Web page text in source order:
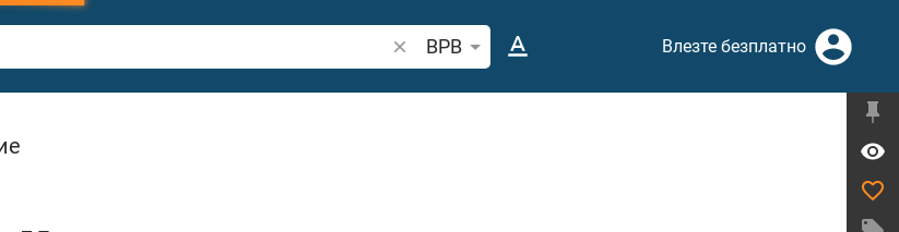
Търсете стих или дума в Библията
BPB Влезте безплатно